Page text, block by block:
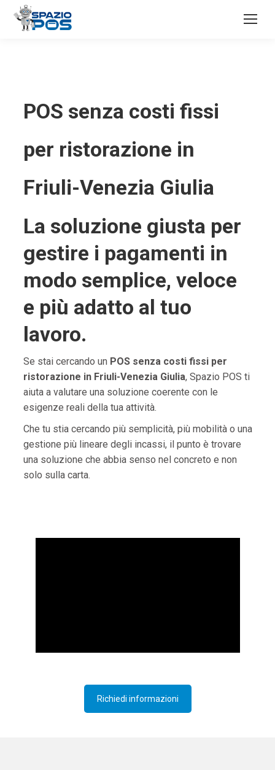
POS senza costi fissi
per ristorazione in
Friuli-Venezia Giulia
La soluzione giusta per
gestire i pagamenti in
modo semplice, veloce
e più adatto al tuo
lavoro.
Se stai cercando un POS senza costi fissi per
ristorazione in Friuli-Venezia Giulia, Spazio POS ti
aiuta a valutare una soluzione coerente con le
esigenze reali della tua attività.
Che tu stia cercando più semplicità, più mobilità o una
gestione più lineare degli incassi, il punto è trovare
una soluzione che abbia senso nel concreto e non
solo sulla carta.
Richiedi informazioni